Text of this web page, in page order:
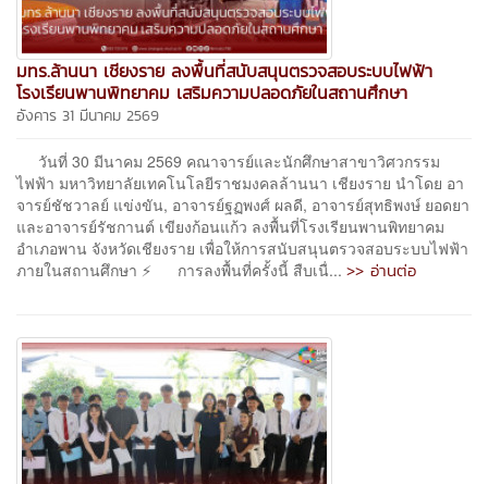
มทร.ล้านนา เชียงราย ลงพื้นที่สนับสนุนตรวจสอบระบบไฟฟ้า
โรงเรียนพานพิทยาคม เสริมความปลอดภัยในสถานศึกษา
อังคาร 31 มีนาคม 2569
วันที่ 30 มีนาคม 2569 คณาจารย์และนักศึกษาสาขาวิศวกรรม
ไฟฟ้า มหาวิทยาลัยเทคโนโลยีราชมงคลล้านนา เชียงราย นำโดย อา
จารย์ชัชวาลย์ แข่งขัน, อาจารย์ฐฏพงศ์ ผลดี, อาจารย์สุทธิพงษ์ ยอดยา
และอาจารย์รัชกานต์ เขียงก้อนแก้ว ลงพื้นที่โรงเรียนพานพิทยาคม
อำเภอพาน จังหวัดเชียงราย เพื่อให้การสนับสนุนตรวจสอบระบบไฟฟ้า
ภายในสถานศึกษา ⚡ การลงพื้นที่ครั้งนี้ สืบเนื่... >> อ่านต่อ